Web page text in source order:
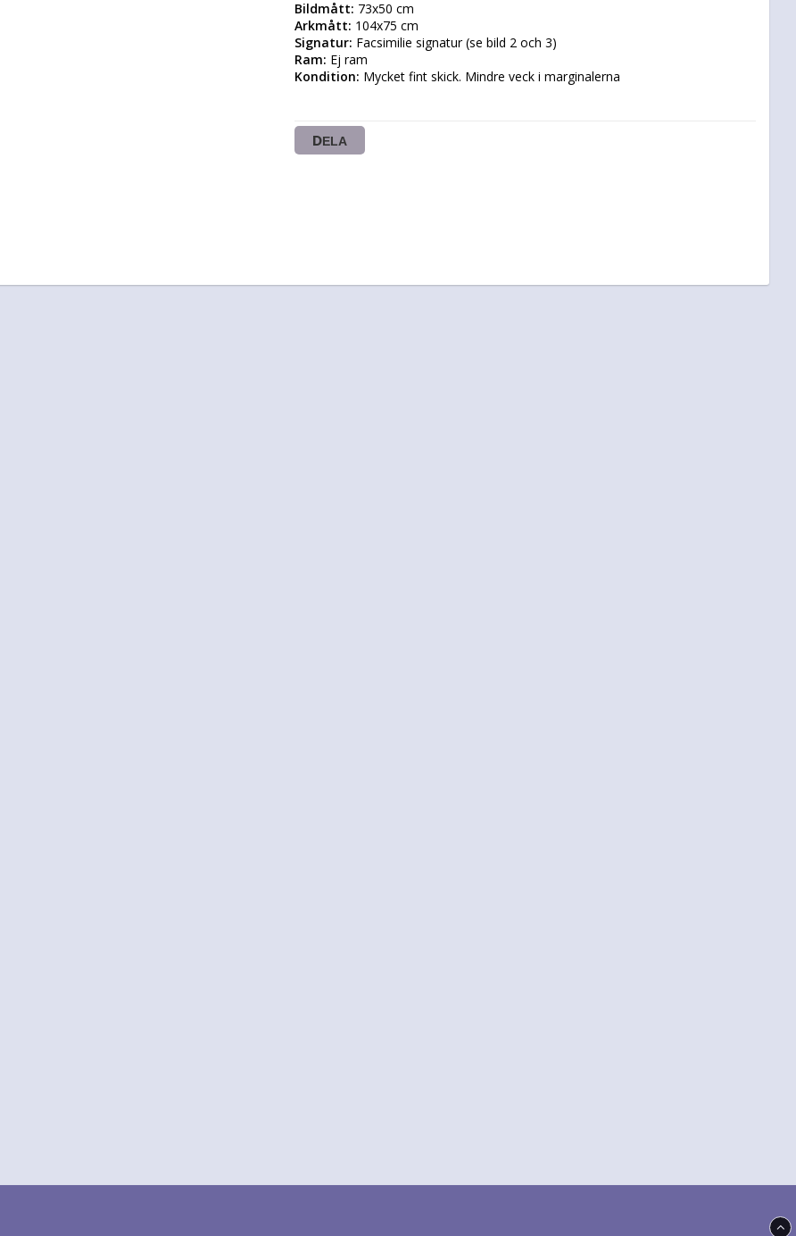
Bildmått:
Arkmått:
Signatur:
Ram:
Kondition: Mycket fint skick. Mindre veck i marginalerna
DELA